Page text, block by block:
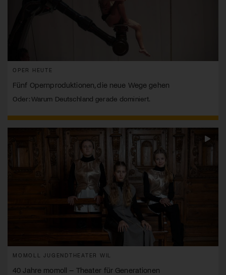
OPER HEUTE
Fünf Opernproduktionen, die neue Wege gehen
Oder: Warum Deutschland gerade dominiert.
MOMOLL JUGENDTHEATER WIL
40 Jahre momoll – Theater für Generationen